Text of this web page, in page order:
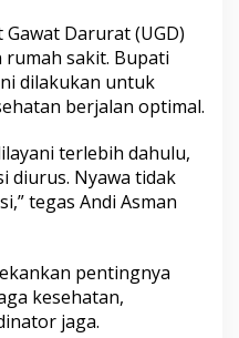
Darurat (UGD)
sakit. Bupati
dilakukan untuk
berjalan optimal.
terlebih dahulu,
diurus. Nyawa tidak
tegas Andi Asman
pentingnya
kesehatan,
jaga.